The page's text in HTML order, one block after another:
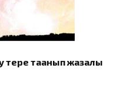
таанып жазалы